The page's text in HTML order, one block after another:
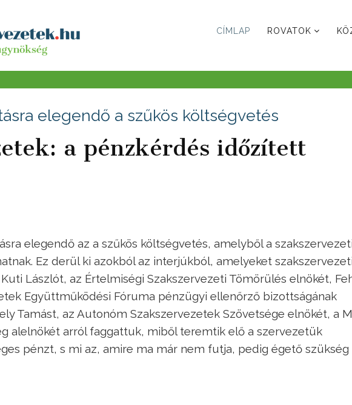
CÍMLAP ROVATOK
elegendő a szűkös költségvetés
a pénzkérdés időzített
elegendő az a szűkös költségvetés, amelyből a
Ez derül ki azokból az interjúkból, amelyeket
Lászlót, az Értelmiségi Szakszervezeti Tömörülés elnökét,
Együttműködési Fóruma pénzügyi ellenőrző bizottságának
Tamást, az Autonóm Szakszervezetek Szövetsége elnökét, a
alelnökét arról faggattuk, miből teremtik elő a szervezetük
pénzt, s mi az, amire ma már nem futja, pedig égető szükség